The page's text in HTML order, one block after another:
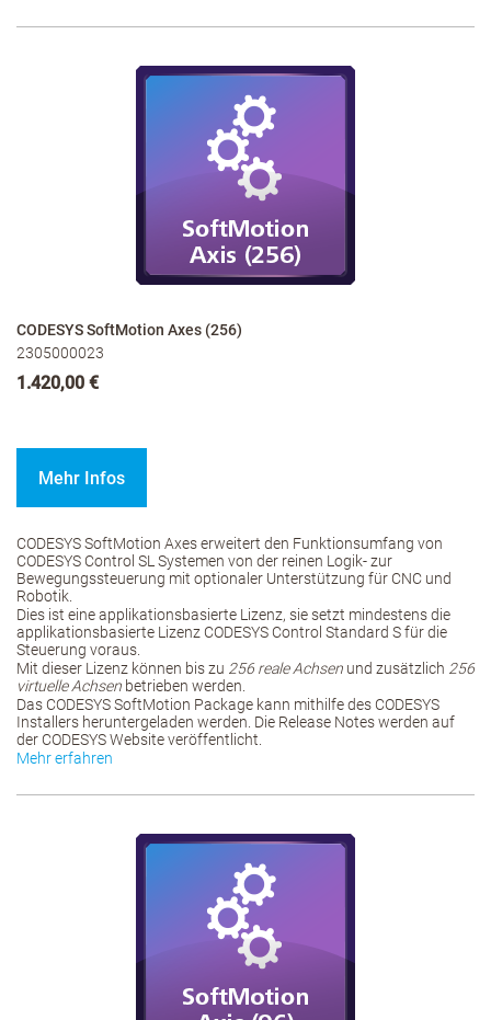
CODESYS SoftMotion Axes (256)
2305000023
1.420,00 €
Mehr Infos
CODESYS SoftMotion Axes erweitert den Funktionsumfang von
CODESYS Control SL Systemen von der reinen Logik- zur
Bewegungssteuerung mit optionaler Unterstützung für CNC und
Robotik.
Dies ist eine applikationsbasierte Lizenz, sie setzt mindestens die
applikationsbasierte Lizenz CODESYS Control Standard S für die
Steuerung voraus.
Mit dieser Lizenz können bis zu 256 reale Achsen und zusätzlich 256
virtuelle Achsen betrieben werden.
Das CODESYS SoftMotion Package kann mithilfe des CODESYS
Installers heruntergeladen werden. Die Release Notes werden auf
der CODESYS Website veröffentlicht.
Mehr erfahren